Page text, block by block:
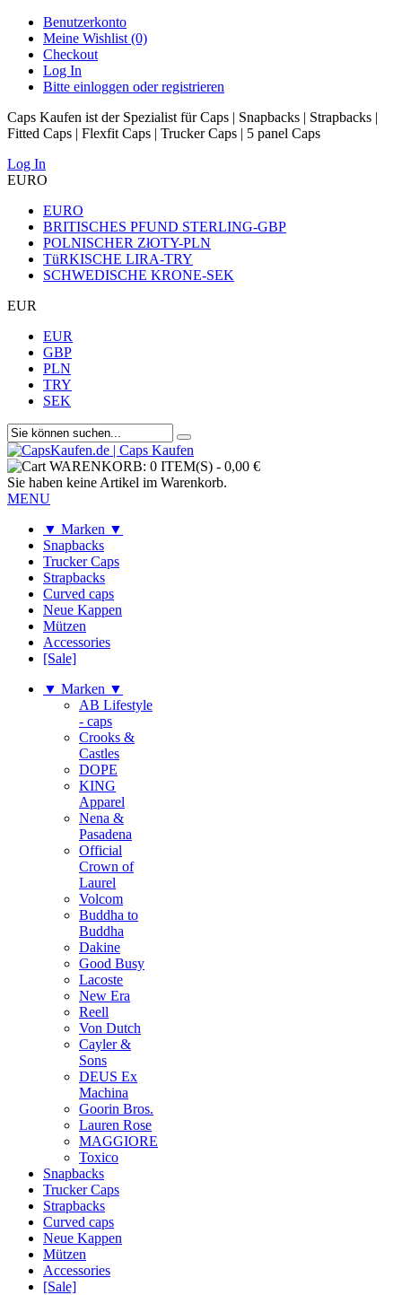
Benutzerkonto
Meine Wishlist (0)
Checkout
Log In
Bitte einloggen oder registrieren
Caps Kaufen ist der Spezialist für Caps | Snapbacks | Strapbacks |
Fitted Caps | Flexfit Caps | Trucker Caps | 5 panel Caps
Log In
EURO
EURO
BRITISCHES PFUND STERLING-GBP
POLNISCHER ZłOTY-PLN
TüRKISCHE LIRA-TRY
SCHWEDISCHE KRONE-SEK
EUR
EUR
GBP
PLN
TRY
SEK
WARENKORB: 0 ITEM(S) - 0,00 €
Sie haben keine Artikel im Warenkorb.
MENU
▼ Marken ▼
Snapbacks
Trucker Caps
Strapbacks
Curved caps
Neue Kappen
Mützen
Accessories
[Sale]
▼ Marken ▼
AB Lifestyle
- caps
Crooks &
Castles
DOPE
KING
Apparel
Nena &
Pasadena
Official
Crown of
Laurel
Volcom
Buddha to
Buddha
Dakine
Good Busy
Lacoste
New Era
Reell
Von Dutch
Cayler &
Sons
DEUS Ex
Machina
Goorin Bros.
Lauren Rose
MAGGIORE
Toxico
Snapbacks
Trucker Caps
Strapbacks
Curved caps
Neue Kappen
Mützen
Accessories
[Sale]